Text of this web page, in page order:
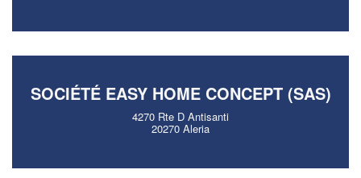
SOCIÉTÉ EASY HOME CONCEPT (SAS)
4270 Rte D Antisanti
20270 Aleria